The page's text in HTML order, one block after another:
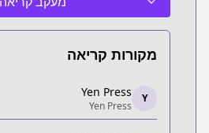
מקורות קריאה
Yen Press
Yen Press
konosuba-light-novel
Y
Yen Press
Yen Press